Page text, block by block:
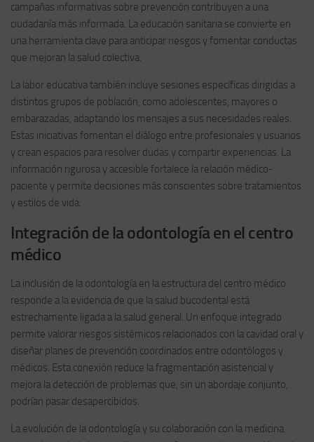
campañas informativas sobre prevención contribuyen a una
ciudadanía más informada. La educación sanitaria se convierte en
una herramienta clave para anticipar riesgos y fomentar conductas
que mejoran la salud colectiva.
La labor educativa también incluye sesiones específicas dirigidas a
distintos grupos de población, como adolescentes, mayores o
embarazadas, adaptando los mensajes a sus necesidades reales.
Estas iniciativas fomentan el diálogo entre profesionales y usuarios
y crean espacios para resolver dudas y compartir experiencias. La
información rigurosa y accesible fortalece la relación médico-
paciente y permite decisiones más conscientes sobre tratamientos
y estilos de vida.
Integración de la odontología en el centro
médico
La inclusión de la odontología en la estructura del centro médico
responde a la evidencia de que la salud bucodental está
estrechamente ligada a la salud general. Un enfoque integrado
permite valorar riesgos sistémicos relacionados con la cavidad oral y
diseñar planes de prevención coordinados entre odontólogos y
médicos. Esta conexión reduce la fragmentación asistencial y
mejora la detección de problemas que, sin un abordaje conjunto,
podrían pasar desapercibidos.
La evolución de la odontología y su colaboración con la medicina